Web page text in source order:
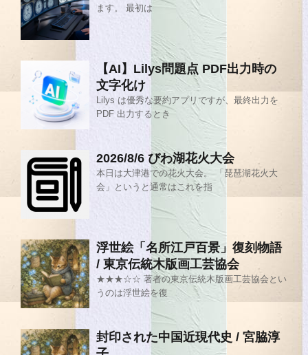
ます。 最初は
【AI】Lilys問題点 PDF出力時の
文字化け
Lilys は優秀な要約アプリですが、最終出力を
PDF 出力するとき
2026/8/6 びわ湖花火大会
本日は大津港での花火大会。 「琵琶湖花火大
会」というと通常はこれを指
浮世絵「名所江戸百景」復刻物語
/ 東京伝統木版画工芸協会
★★★☆☆ 著者の東京伝統木版画工芸協会とい
うのは浮世絵を復
封印された中国近現代史 / 宮脇淳